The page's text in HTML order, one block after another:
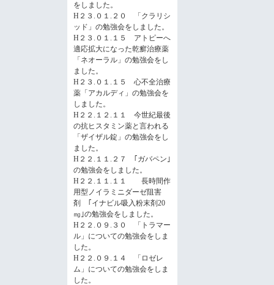
をしました。
H２３.０１.２０ 「クラリシ
ッド」の勉強会をしました。
H２３.０１.１５ アトピーへ
適応拡大になった乾癬治療薬
「ネオーラル」の勉強会をし
ました。
H２３.０１.１５ 心不全治療
薬「アカルディ」の勉強会を
しました。
H２２.１２.１１ 今世紀最後
の抗ヒスタミン薬と言われる
「ザイザル錠」の勉強会をし
ました。
H２２.１１.２７ ｢ガバペン｣
の勉強会をしました。
H２２.１１.１１ 長時間作
用型ノイラミニダーゼ阻害
剤 ｢イナビル吸入粉末剤20
㎎｣の勉強会をしました。
H２２.０９.３０ 「トラマー
ル」についての勉強会をしま
した。
H２２.０９.１４ 「ロゼレ
ム」についての勉強会をしま
した。